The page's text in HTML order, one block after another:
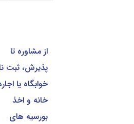
از مشاوره تا
پذیرش، ثبت
خوابگاه یا
خانه و اخذ
بورسیه های